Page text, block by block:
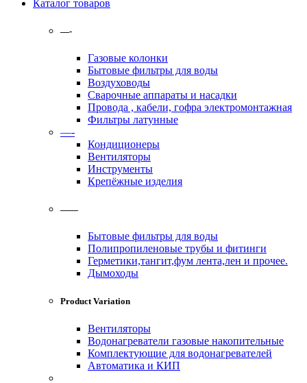
Каталог товаров
—-
Газовые колонки
Бытовые фильтры для воды
Воздуховоды
Сварочные аппараты и насадки
Провода , кабели, гофра электромонтажная
Фильтры латунные
—-
Кондиционеры
Вентиляторы
Инструменты
Крепёжные изделия
——
Бытовые фильтры для воды
Полипропиленовые трубы и фитинги
Герметики,тангит,фум лента,лен и прочее.
Дымоходы
Product Variation
Вентиляторы
Водонагреватели газовые накопительные
Комплектующие для водонагревателей
Автоматика и КИП